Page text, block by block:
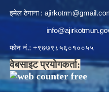
इमेल ठेगाना :
फोन नं.: ‍‌+९७७९८५६०१००५५
वेबसाइट प्रयोगकर्ता: